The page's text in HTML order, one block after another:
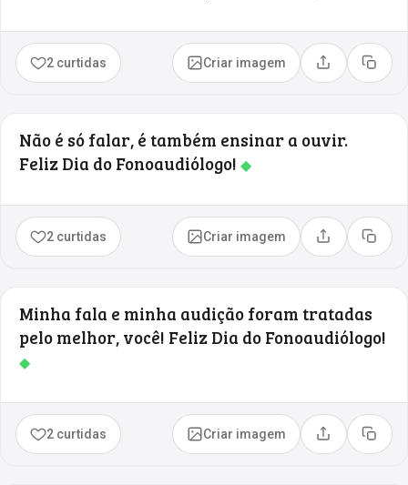
2 curtidas Criar imagem Compartilhar
Copiar
Não é só falar, é também ensinar a ouvir.
Feliz Dia do Fonoaudiólogo! ◆
2 curtidas Criar imagem Compartilhar
Copiar
Minha fala e minha audição foram tratadas
pelo melhor, você! Feliz Dia do Fonoaudiólogo!
◆
2 curtidas Criar imagem Compartilhar
Copiar